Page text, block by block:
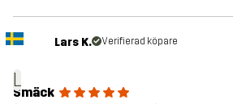
L
Lars K. Verifierad köpare
Smäck